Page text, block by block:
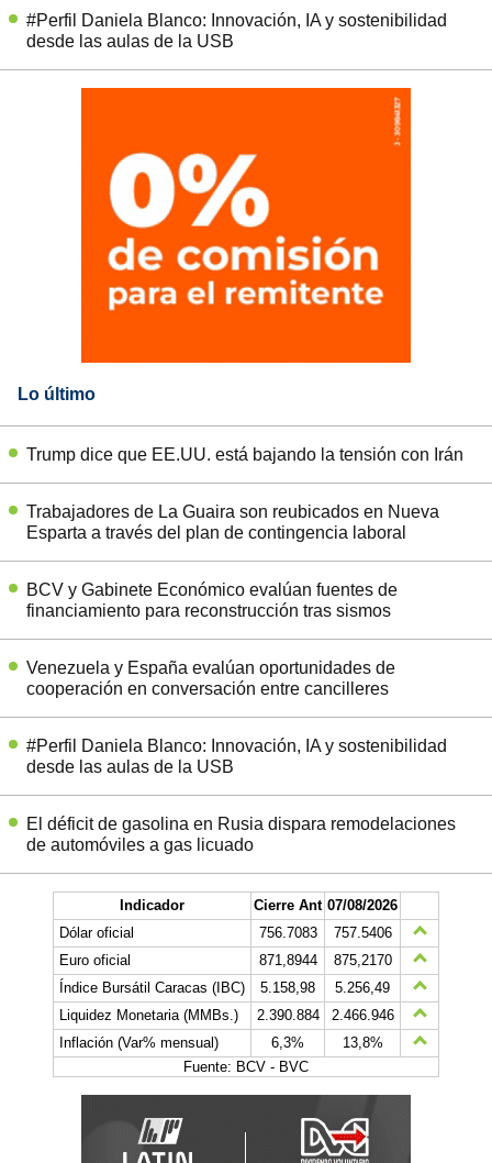
#Perfil Daniela Blanco: Innovación, IA y sostenibilidad
desde las aulas de la USB
Lo último
Trump dice que EE.UU. está bajando la tensión con Irán
Trabajadores de La Guaira son reubicados en Nueva
Esparta a través del plan de contingencia laboral
BCV y Gabinete Económico evalúan fuentes de
financiamiento para reconstrucción tras sismos
Venezuela y España evalúan oportunidades de
cooperación en conversación entre cancilleres
#Perfil Daniela Blanco: Innovación, IA y sostenibilidad
desde las aulas de la USB
El déficit de gasolina en Rusia dispara remodelaciones
de automóviles a gas licuado
Indicador Cierre Ant 07/08/2026
Dólar oficial
756.7083
757.5406
Euro oficial
871,8944
875,2170
Índice Bursátil Caracas (IBC)
5.158,98
5.256,49
Liquidez Monetaria (MMBs.)
2.390.884
2.466.946
Inflación (Var% mensual)
6,3%
13,8%
Fuente: BCV - BVC